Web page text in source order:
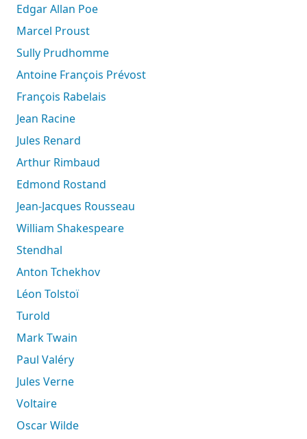
Edgar Allan Poe
Marcel Proust
Sully Prudhomme
Antoine François Prévost
François Rabelais
Jean Racine
Jules Renard
Arthur Rimbaud
Edmond Rostand
Jean-Jacques Rousseau
William Shakespeare
Stendhal
Anton Tchekhov
Léon Tolstoï
Turold
Mark Twain
Paul Valéry
Jules Verne
Voltaire
Oscar Wilde